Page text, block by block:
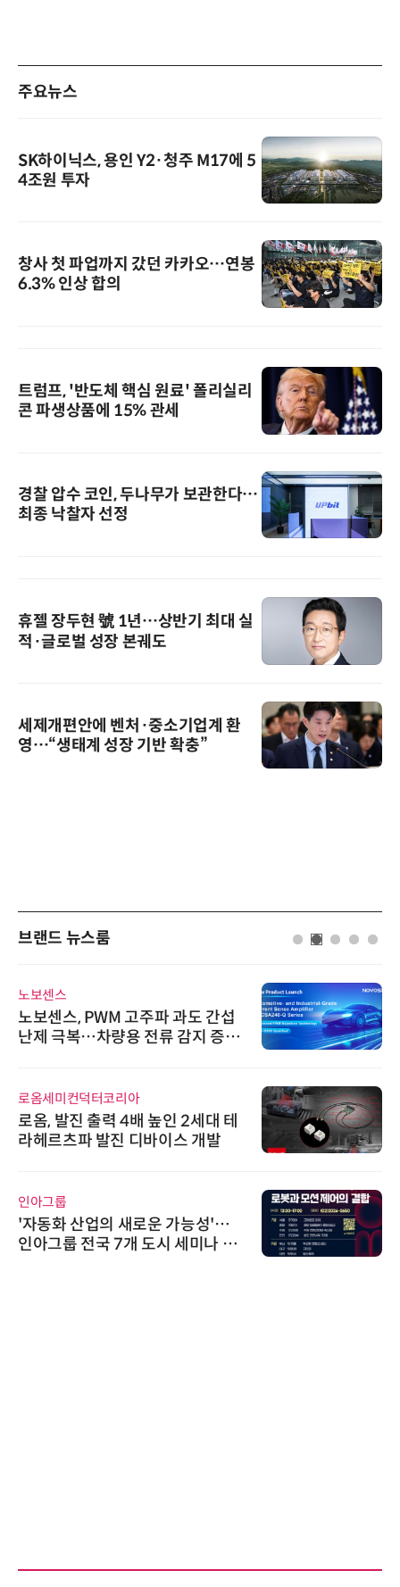
주요뉴스
SK하이닉스, 용인 Y2·청주 M17에 5
4조원 투자
창사 첫 파업까지 갔던 카카오…연봉
6.3% 인상 합의
트럼프, '반도체 핵심 원료' 폴리실리
콘 파생상품에 15% 관세
경찰 압수 코인, 두나무가 보관한다…
최종 낙찰자 선정
휴젤 장두현 號 1년…상반기 최대 실
적·글로벌 성장 본궤도
세제개편안에 벤처·중소기업계 환
영…“생태계 성장 기반 확충”
브랜드 뉴스룸
노보센스
노보센스, PWM 고주파 과도 간섭
난제 극복…차량용 전류 감지 증폭
로옴세미컨덕터코리아
로옴, 발진 출력 4배 높인 2세대 테
라헤르츠파 발진 디바이스 개발
인아그룹
'자동화 산업의 새로운 가능성'…
인아그룹 전국 7개 도시 세미나 페